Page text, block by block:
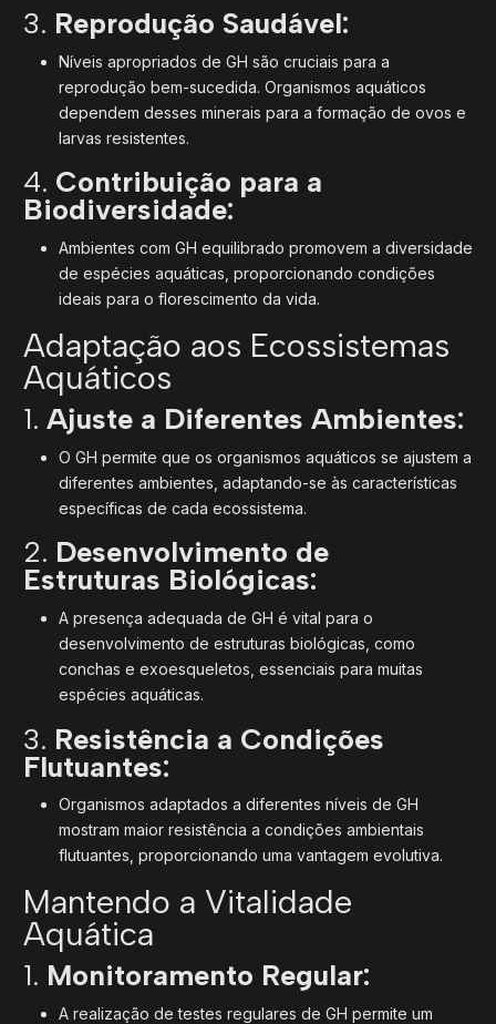
3. Reprodução Saudável:
Níveis apropriados de GH são cruciais para a
reprodução bem-sucedida. Organismos aquáticos
dependem desses minerais para a formação de ovos e
larvas resistentes.
4. Contribuição para a
Biodiversidade:
Ambientes com GH equilibrado promovem a diversidade
de espécies aquáticas, proporcionando condições
ideais para o florescimento da vida.
Adaptação aos Ecossistemas
Aquáticos
1. Ajuste a Diferentes Ambientes:
O GH permite que os organismos aquáticos se ajustem a
diferentes ambientes, adaptando-se às características
específicas de cada ecossistema.
2. Desenvolvimento de
Estruturas Biológicas:
A presença adequada de GH é vital para o
desenvolvimento de estruturas biológicas, como
conchas e exoesqueletos, essenciais para muitas
espécies aquáticas.
3. Resistência a Condições
Flutuantes:
Organismos adaptados a diferentes níveis de GH
mostram maior resistência a condições ambientais
flutuantes, proporcionando uma vantagem evolutiva.
Mantendo a Vitalidade
Aquática
1. Monitoramento Regular:
A realização de testes regulares de GH permite um